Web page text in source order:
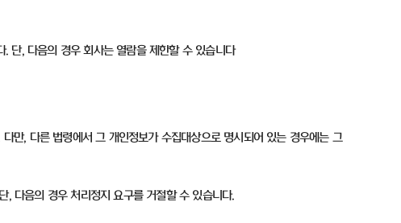
단, 다음의 경우 회사는 열람을 제한할 수 있습니다
만, 다른 법령에서 그 개인정보가 수집대상으로 명시되어 있는 경우에는 그
, 다음의 경우 처리정지 요구를 거절할 수 있습니다.